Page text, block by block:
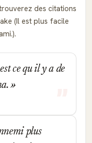
des citations
(Il est plus facile
ce qu il y a de
plus